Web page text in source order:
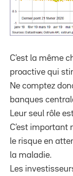
C’est la même
proactive qui
Ne comptez
banques
Leur seul rôle
C’est important
le risque en
la maladie.
Les